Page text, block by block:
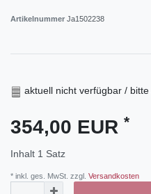
Artikelnummer Ja1502238
aktuell nicht verfügbar /
354,00 EUR *
Inhalt 1 Satz
* inkl. ges. MwSt. zzgl. Versandkosten